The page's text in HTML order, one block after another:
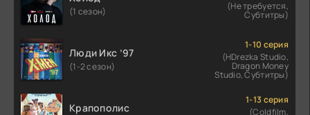
(1 сезон)
(Не требуется,
Субтитры)
Люди Икс ’97
(1-2 сезон)
1-10 серия
(HDrezka Studio,
Dragon Money
Studio, Субтитры)
Крапополис
1-13 серия
(Coldfilm,